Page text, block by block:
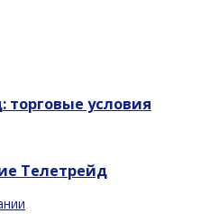
торговые условия
Телетрейд